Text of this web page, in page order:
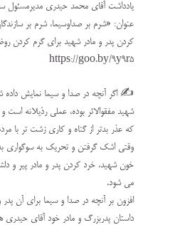
عنوان: «شرم بر صداوسیما، شرم بر
کردن پدر و مادر شهید برای گرم کردن
https://goo.by/9y9r5
✍️ اگر آنچه در صدا و سیما نمایش داده
شهید مفقوالاثر بوده، عملی رذیلانه
که عذر بدتر از گناه و کاری زشت تر با
وقتی اشک گرفتن و تحریک به سوگواری
خون شهید، خرد کردن پدر و مادر پیر و
می شود.
افزون بر آنچه در صدا و سیما برای آن
داستان پدربزرگ و مادر خود آقای